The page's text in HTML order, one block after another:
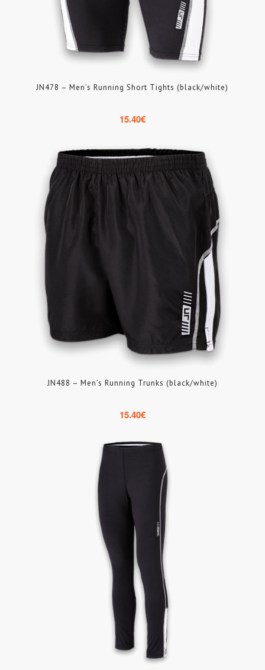
JN478 – Men’s Running Short Tights (black/white)
15.40€
JN488 – Men’s Running Trunks (black/white)
15.40€